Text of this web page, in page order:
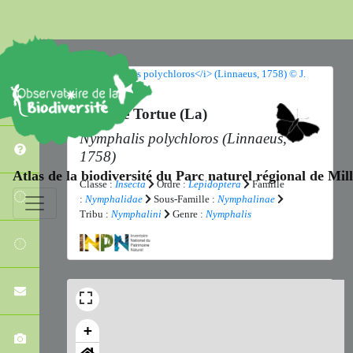
Atlas de la biodiversité du Parc naturel régional de
Grande Tortue (La)
Nymphalis polychloros (Linnaeus,
1758)
Classe : Insecta Ordre : Lepidoptera
Famille
: Nymphalidae Sous-Famille : Nymphalinae
Tribu : Nymphalini Genre : Nymphalis
+